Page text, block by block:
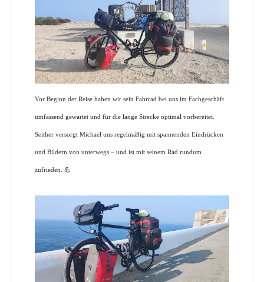
Vor Beginn der Reise haben wir sein Fahrrad bei uns im Fachgeschäft
umfassend gewartet und für die lange Strecke optimal vorbereitet.
Seither versorgt Michael uns regelmäßig mit spannenden Eindrücken
und Bildern von unterwegs – und ist mit seinem Rad rundum
zufrieden. 💪